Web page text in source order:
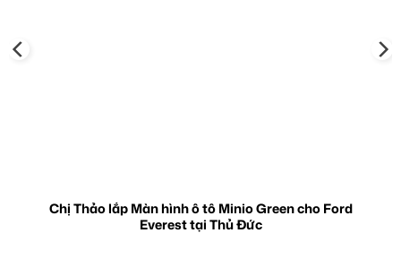
Chị Thảo lắp Màn hình ô tô Minio Green cho Ford
Everest tại Thủ Đức